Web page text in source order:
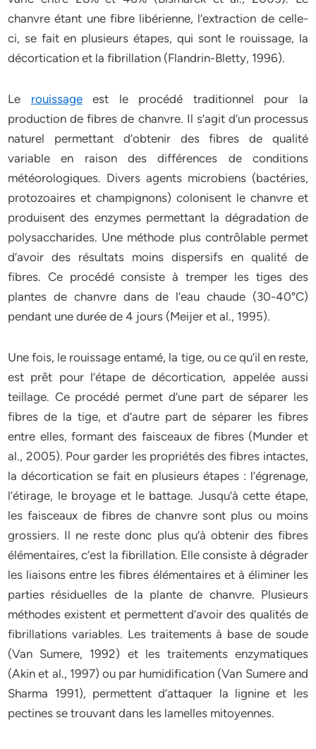
chanvre étant une fibre libérienne, l’extraction de celle-
ci, se fait en plusieurs étapes, qui sont le rouissage, la
décortication et la fibrillation (Flandrin-Bletty, 1996).
Le rouissageest le procédé traditionnel pour la
production de fibres de chanvre. Il s’agit d’un processus
naturel permettant d’obtenir des fibres de qualité
variable en raison des différences de conditions
météorologiques. Divers agents microbiens (bactéries,
protozoaires et champignons) colonisent le chanvre et
produisent des enzymes permettant la dégradation de
polysaccharides. Une méthode plus contrôlable permet
d’avoir des résultats moins dispersifs en qualité de
fibres. Ce procédé consiste à tremper les tiges des
plantes de chanvre dans de l’eau chaude (30-40°C)
pendant une durée de 4 jours (Meijer et al., 1995).
Une fois, le rouissage entamé, la tige, ou ce qu’il en reste,
est prêt pour l’étape de décortication, appelée aussi
teillage. Ce procédé permet d’une part de séparer les
fibres de la tige, et d’autre part de séparer les fibres
entre elles, formant des faisceaux de fibres (Munder et
al., 2005). Pour garder les propriétés des fibres intactes,
la décortication se fait en plusieurs étapes : l’égrenage,
l’étirage, le broyage et le battage. Jusqu’à cette étape,
les faisceaux de fibres de chanvre sont plus ou moins
grossiers. Il ne reste donc plus qu’à obtenir des fibres
élémentaires, c’est la fibrillation. Elle consiste à dégrader
les liaisons entre les fibres élémentaires et à éliminer les
parties résiduelles de la plante de chanvre. Plusieurs
méthodes existent et permettent d’avoir des qualités de
fibrillations variables. Les traitements à base de soude
(Van Sumere, 1992) et les traitements enzymatiques
(Akin et al., 1997) ou par humidification (Van Sumere and
Sharma 1991), permettent d’attaquer la lignine et les
pectines se trouvant dans les lamelles mitoyennes.